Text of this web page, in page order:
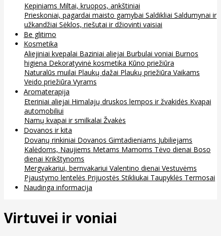
Kepiniams Miltai, kruopos, ankštiniai
Prieskoniai, pagardai maisto gamybai Saldikliai Saldumynai ir
užkandžiai Sėklos, riešutai ir džiovinti vaisiai
Be glitimo
Kosmetika
Aliejiniai kvepalai Baziniai aliejai Burbulai voniai Burnos
higiena Dekoratyvinė kosmetika Kūno priežiūra
Naturalūs muilai Plaukų dažai Plaukų priežiūra Vaikams
Veido priežiūra Vyrams
Aromaterapija
Eteriniai aliejai Himalajų druskos lempos ir žvakidės Kvapai
automobiliui
Namų kvapai ir smilkalai Žvakės
Dovanos ir kita
Dovanų rinkiniai Dovanos Gimtadieniams Jubiliejams
Kalėdoms, Naujiems Metams Mamoms Tėvo dienai Boso
dienai Krikštynoms
Mergvakariui, bernvakariui Valentino dienai Vestuvėms
Pjaustymo lentelės Prijuostės Stikliukai Taupyklės Termosai
Naudinga informacija
Virtuvei ir voniai